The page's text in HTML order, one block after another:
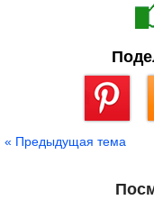
« Предыдущая тема